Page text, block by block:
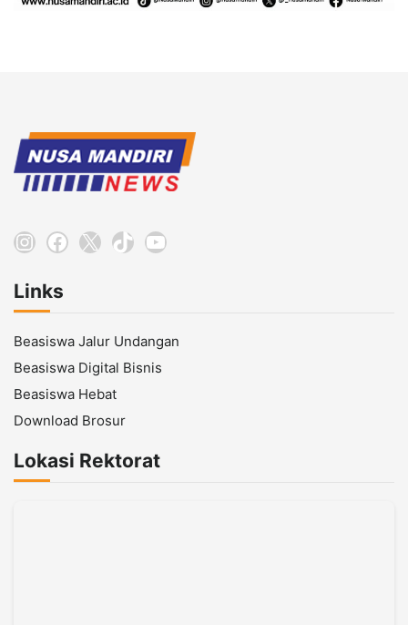
Instagram
Facebook
X TikTokYouTube
Links
Beasiswa Jalur Undangan
Beasiswa Digital Bisnis
Beasiswa Hebat
Download Brosur
Lokasi Rektorat